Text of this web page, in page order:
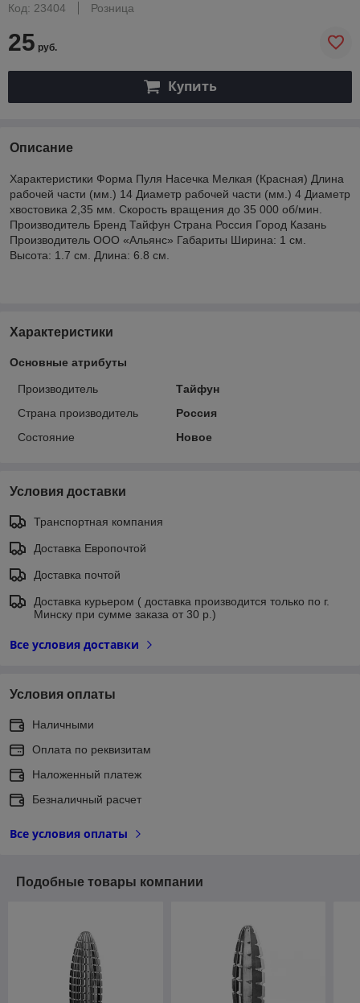
Код: 23404
Розница
25 руб.
Купить
Описание
Характеристики Форма Пуля Насечка Мелкая (Красная) Длина
рабочей части (мм.) 14 Диаметр рабочей части (мм.) 4 Диаметр
хвостовика 2,35 мм. Скорость вращения до 35 000 об/мин.
Производитель Бренд Тайфун Страна Россия Город Казань
Производитель ООО «Альянс» Габариты Ширина: 1 см.
Высота: 1.7 см. Длина: 6.8 см.
Характеристики
Основные атрибуты
Производитель
Тайфун
Страна производитель
Россия
Состояние
Новое
Условия доставки
Транспортная компания
Доставка Европочтой
Доставка почтой
Доставка курьером ( доставка производится только по г.
Минску при сумме заказа от 30 р.)
Все условия доставки
Условия оплаты
Наличными
Оплата по реквизитам
Наложенный платеж
Безналичный расчет
Все условия оплаты
Подобные товары компании